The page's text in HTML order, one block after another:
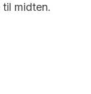
midten.